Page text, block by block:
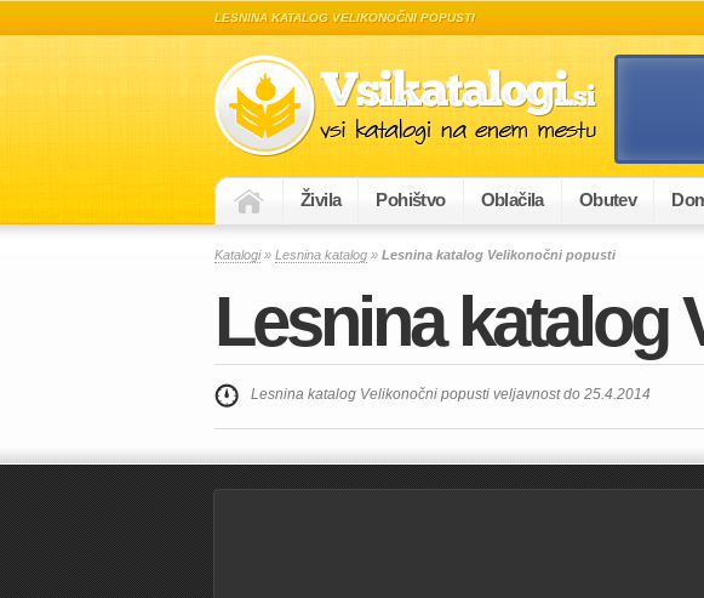
LESNINA KATALOG VELIKONOČNI POPUSTI
Živila Pohištvo Oblačila Obutev
Katalogi» Lesnina katalog » Lesnina katalog Velikonočni popusti
Lesnina katalog
Lesnina katalog Velikonočni popusti veljavnost do 25.4.2014